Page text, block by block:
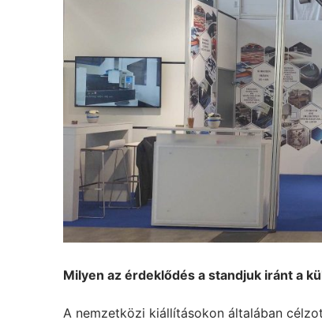
Milyen az érdeklődés a standjuk iránt a
A nemzetközi kiállításokon általában